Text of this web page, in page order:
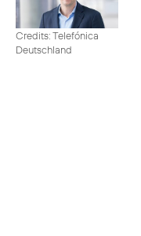
Credits: Telefónica
Deutschland